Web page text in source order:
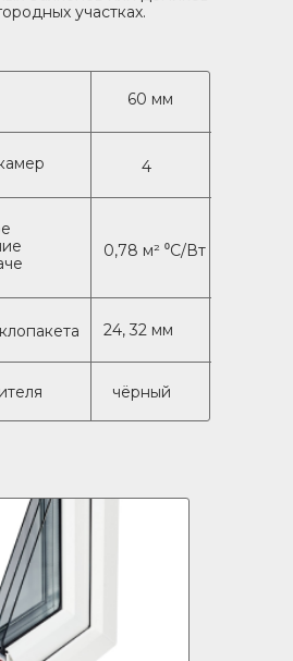
участках.
60 мм
4
0,78 м² ⁰C/Вт
24, 32 мм
чёрный